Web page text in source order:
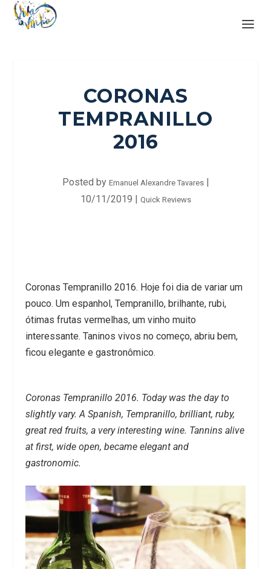
CORONAS
TEMPRANILLO
2016
Posted by Emanuel Alexandre Tavares|
10/11/2019 | Quick Reviews
Coronas Tempranillo 2016. Hoje foi dia de variar um
pouco. Um espanhol, Tempranillo, brilhante, rubi,
ótimas frutas vermelhas, um vinho muito
interessante. Taninos vivos no começo, abriu bem,
ficou elegante e gastronômico.
Coronas Tempranillo 2016. Today was the day to
slightly vary. A Spanish, Tempranillo, brilliant, ruby,
great red fruits, a very interesting wine. Tannins alive
at first, wide open, became elegant and
gastronomic.